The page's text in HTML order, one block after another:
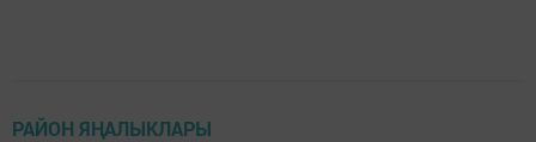
РАЙОН ЯҢАЛЫКЛАРЫ